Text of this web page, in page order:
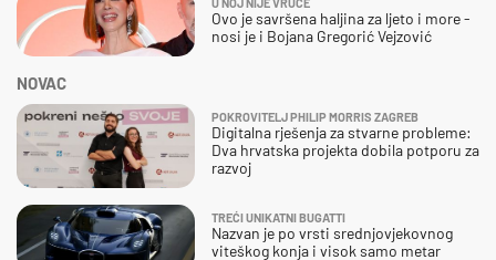
NOVAC
POKROVITELJ PHILIP MORRIS ZAGREB
Digitalna rješenja za stvarne probleme:
Dva hrvatska projekta dobila potporu za
razvoj
TREĆI UNIKATNI BUGATTI
Nazvan je po vrsti srednjovjekovnog
viteškog konja i visok samo metar
Ovo je savršena haljina za ljeto i more -
nosi je i Bojana Gregorić Vejzović